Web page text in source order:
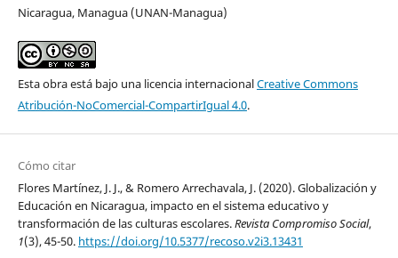
Nicaragua, Managua (UNAN-Managua)
Esta obra está bajo una licencia internacionalCreative Commons
Atribución-NoComercial-CompartirIgual 4.0.
Cómo citar
Flores Martínez, J. J., & Romero Arrechavala, J. (2020). Globalización y
Educación en Nicaragua, impacto en el sistema educativo y
transformación de las culturas escolares.Revista Compromiso Social,
1(3), 45-50. https://doi.org/10.5377/recoso.v2i3.13431